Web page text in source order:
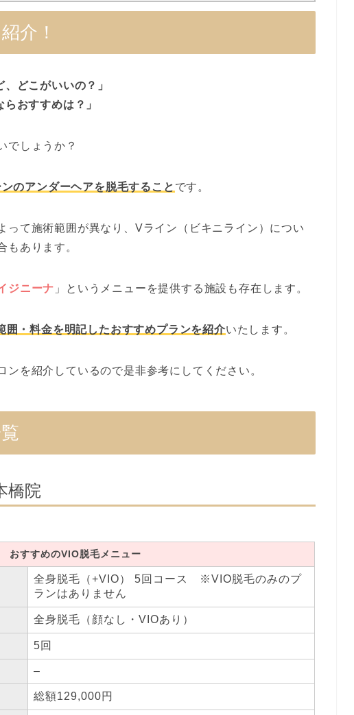
介！
どこがいいの？」
おすすめは？」
でしょうか？
のアンダーヘアを脱毛すること です。
って施術範囲が異なり、Vライン（ビキニライン）につい
もあります。
ジニーナ 」というメニューを提供する施設も存在します。
囲・料金を明記したおすすめプランを紹介いたします。
を紹介しているので是非参考にしてください。
橋院
おすすめのVIO脱毛メニュー
全身脱毛（+VIO） 5回コース ※VIO脱毛のみのプ
ランはありません
全身脱毛（顔なし・VIOあり）
5回
–
総額129,000円